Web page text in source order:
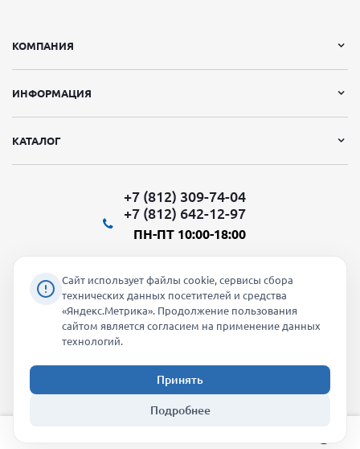
КОМПАНИЯ
ИНФОРМАЦИЯ
КАТАЛОГ
+7 (812) 309-74-04
+7 (812) 642-12-97
ПН-ПТ 10:00-18:00
Мы в социальных сетях:
2026 © "Молти" - оптовый магазин
info@molti-shop.ru
Сайт использует файлы cookie, сервисы сбора
технических данных посетителей и средства
«Яндекс.Метрика». Продолжение пользования
сайтом является согласием на применение данных
технологий.
Принять
Подробнее